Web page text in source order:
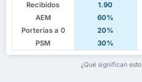
Recibidos
1.90
AEM
60%
Porterías a 0
20%
PSM
30%
¿Qué significan